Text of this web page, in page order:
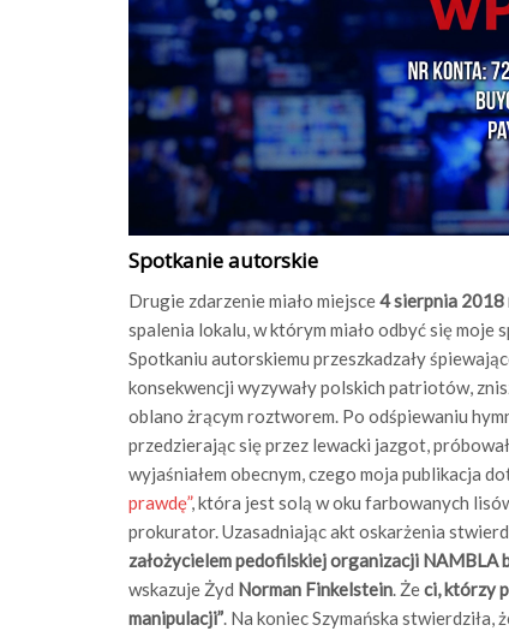
Spotkanie autorskie
Drugie zdarzenie miało miejsce4 sierpnia 2018
spalenia lokalu, w którym miało odbyć się moje
Spotkaniu autorskiemu przeszkadzały
konsekwencji wyzywały polskich patriotów,
oblano żrącym roztworem. Po odśpiewaniu
przedzierając się przez lewacki jazgot,
wyjaśniałem obecnym, czego moja publikacja
prawdę”, która jest solą w oku farbowanych
prokurator. Uzasadniając akt oskarżenia
założycielem pedofilskiej organizacji NAMBLA
wskazuje Żyd Norman Finkelstein. Żeci, którzy
manipulacji”. Na koniec Szymańska